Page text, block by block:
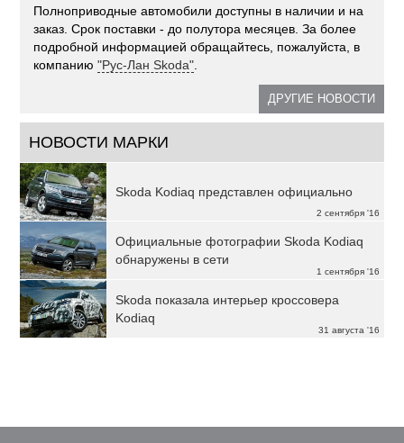
Полноприводные автомобили доступны в наличии и на
заказ. Срок поставки - до полутора месяцев. За более
подробной информацией обращайтесь, пожалуйста, в
компанию"Рус-Лан Skoda"
ДРУГИЕ НОВОСТИ
НОВОСТИ МАРКИ
2 сентября '16
Skoda Kodiaq представлен официально
1 сентября '16
Официальные фотографии Skoda Kodiaq
обнаружены в сети
31 августа '16
Skoda показала интерьер кроссовера
Kodiaq